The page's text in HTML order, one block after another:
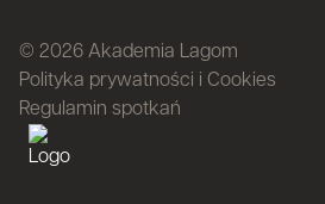
© 2026 Akademia Lagom
Polityka prywatności i Cookies
Regulamin spotkań